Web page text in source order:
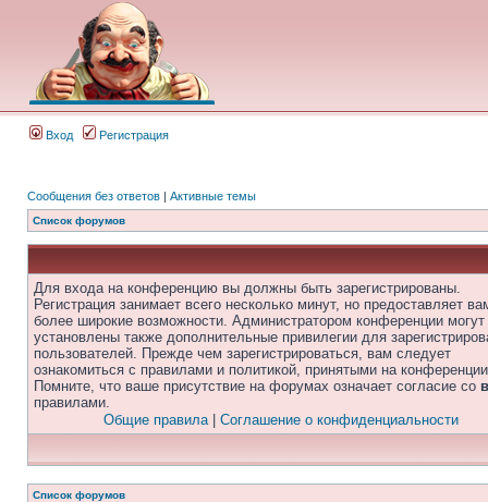
Вход Регистрация
Сообщения без ответов | Активные темы
Список форумов
Для входа на конференцию вы должны быть зарегистрированы.
Регистрация занимает всего несколько минут, но предоставляет
более широкие возможности. Администратором конференции
установлены также дополнительные привилегии для
пользователей. Прежде чем зарегистрироваться, вам следует
ознакомиться с правилами и политикой, принятыми на
Помните, что ваше присутствие на форумах означает согласие со
правилами.
Общие правила| Соглашение о конфиденциальности
Список форумов